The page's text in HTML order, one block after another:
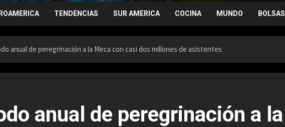
TENDENCIAS SUR AMERICA COCINA MUNDO
anual de peregrinación a la Meca con casi dos millones de asistentes
anual de peregrinación a la